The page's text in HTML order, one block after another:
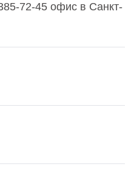
72-45 офис в Санкт-